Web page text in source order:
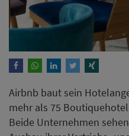
Airbnb baut sein
mehr als 75
Beide Unternehmen